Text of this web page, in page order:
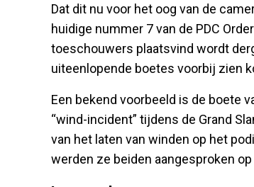
Dat dit nu voor het oog van de
huidige nummer 7 van de PDC
toeschouwers plaatsvind wordt
uiteenlopende boetes voorbij zien
Een bekend voorbeeld is de boete
“wind-incident” tijdens de Grand
van het laten van winden op het
werden ze beiden aangesproken